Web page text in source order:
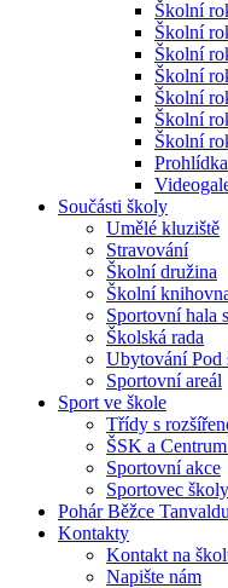
Školní
Školní
Školní
Školní
Školní
Školní
Školní
Součásti školy
Umělé kluziště
Stravování
Školní družina
Školní
Sportovní hala
Školská rada
Ubytování Pod
Sportovní areál
Sport ve škole
Třídy s
ŠSK a
Sportovní akce
Sportovec školy
Pohár Běžce Tanvaldu
Kontakty
Kontakt na
Napište nám